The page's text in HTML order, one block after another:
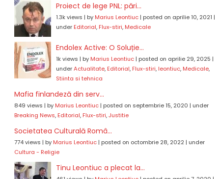
Proiect de lege PNL: pări...
1.3k views | by Marius Leontiuc| posted on aprilie 10, 2021 |
under Editorial, Flux-stiri, Medicale
Endolex Active: O Soluție...
1k views | by Marius Leontiuc| posted on aprilie 29, 2025 |
underActualitate, Editorial, Flux-stiri, leontiuc, Medicale,
Stiinta si tehnica
Mafia finlandeză din serv...
849 views | by Marius Leontiuc| posted on septembrie 15, 2020 | under
Breaking News, Editorial, Flux-stiri,Justitie
Societatea Culturală Româ...
774 views | by Marius Leontiuc| posted on octombrie 28, 2022| under
Cultura - Religie
Tinu Leontiuc a plecat la...